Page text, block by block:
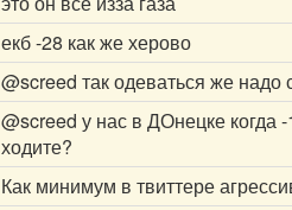
екб -28 как же херово
@screed так одеваться же
@screed у нас в ДОнецке когда
ходите?
Как минимум в твиттере